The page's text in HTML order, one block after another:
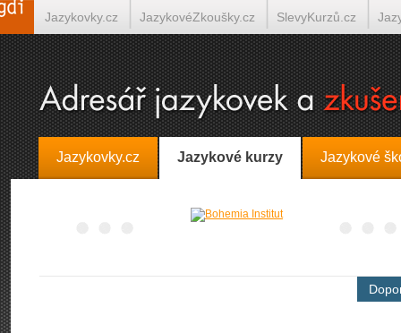
Jazykovky.cz Jazykové kurzy Jazykové
Jazykovky.cz JazykovéZkoušky.cz SlevyKurzů.cz
Španělština on-line Italština on-line Tlumočení-